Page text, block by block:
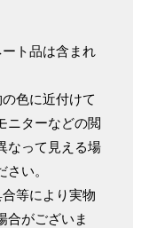
153cm
4尺5分
ト品は含まれ
色に近付けて
ニターなどの閲
なって見える場
い。
等により実物
合がございま